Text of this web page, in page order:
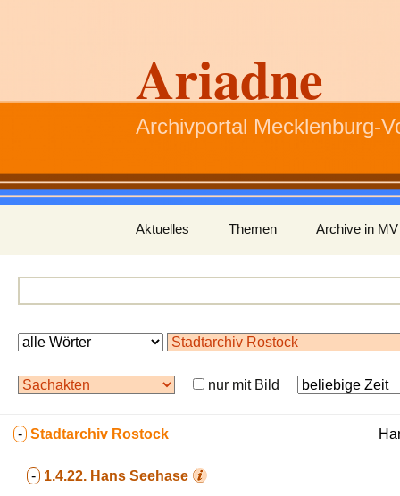
Ariadne
Archivportal Mecklenburg-
Inhalt
springen
Aktuelles Themen Archive in MV
nur mit Bild
- Stadtarchiv Rostock
- 1.4.22. Hans Seehase